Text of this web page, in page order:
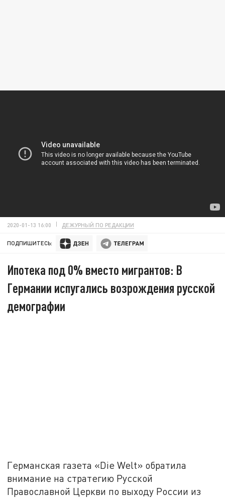
2020-01-13 16:00 ДЕЖУРНЫЙ ПО РЕДАКЦИИ
ПОДПИШИТЕСЬ:
Ипотека под 0% вместо мигрантов: В
Германии испугались возрождения русской
демографии
Германская газета «Die Welt» обратила
внимание на стратегию Русской
Православной Церкви по выходу России из